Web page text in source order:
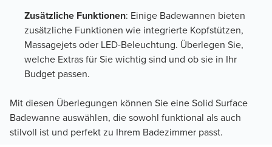
Zusätzliche Funktionen: Einige Badewannen bieten
zusätzliche Funktionen wie integrierte Kopfstützen,
Massagejets oder LED-Beleuchtung. Überlegen Sie,
welche Extras für Sie wichtig sind und ob sie in Ihr
Budget passen.
Mit diesen Überlegungen können Sie eine Solid Surface
Badewanne auswählen, die sowohl funktional als auch
stilvoll ist und perfekt zu Ihrem Badezimmer passt.